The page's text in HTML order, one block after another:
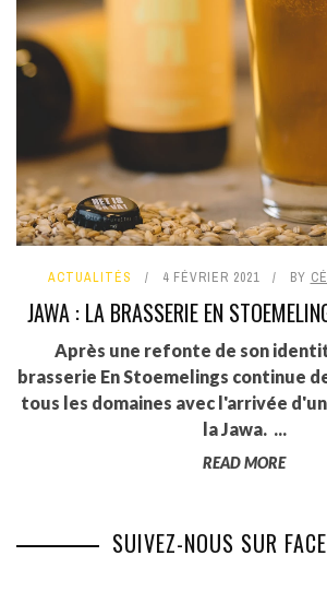
ACTUALITÉS 4 FÉVRIER 2021 BY
JAWA : LA BRASSERIE EN
Après une refonte de son
brasserie En Stoemelings continue
tous les domaines avec l'arrivée
la Jawa. ...
READ MORE
SUIVEZ-NOUS SUR